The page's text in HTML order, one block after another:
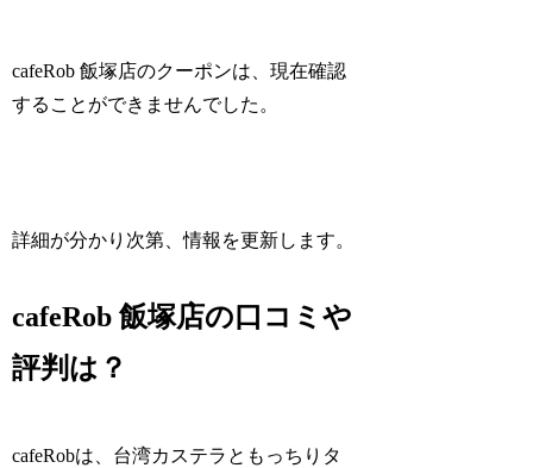
cafeRob 飯塚店のクーポンは、現在確認
することができませんでした。
詳細が分かり次第、情報を更新します。
cafeRob 飯塚店の口コミや
評判は？
cafeRobは、台湾カステラともっちりタ